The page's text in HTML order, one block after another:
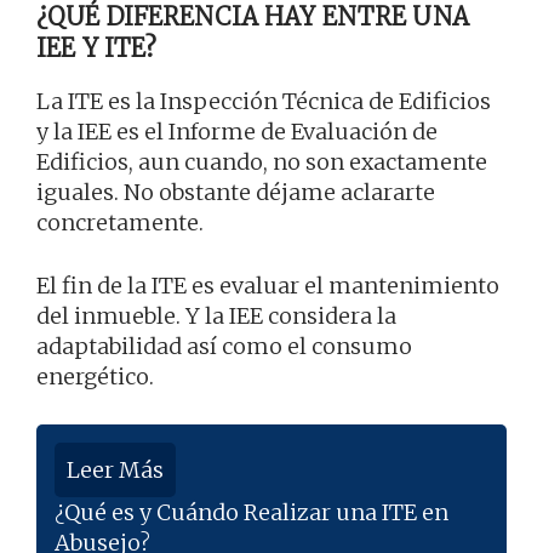
¿QUÉ DIFERENCIA HAY ENTRE UNA
IEE Y ITE?
La ITE es la Inspección Técnica de Edificios
y la IEE es el Informe de Evaluación de
Edificios, aun cuando, no son exactamente
iguales. No obstante déjame aclararte
concretamente.
El fin de la ITE es evaluar el mantenimiento
del inmueble. Y la IEE considera la
adaptabilidad así como el consumo
energético.
Leer Más
¿Qué es y Cuándo Realizar una ITE en
Abusejo?